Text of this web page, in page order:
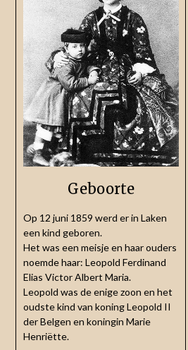
Geboorte
Op 12 juni 1859 werd er in Laken
een kind geboren.
Het was een meisje en haar ouders
noemde haar: Leopold Ferdinand
Elias Victor Albert Maria.
Leopold was de enige zoon en het
oudste kind van koning Leopold II
der Belgen en koningin Marie
Henriëtte.